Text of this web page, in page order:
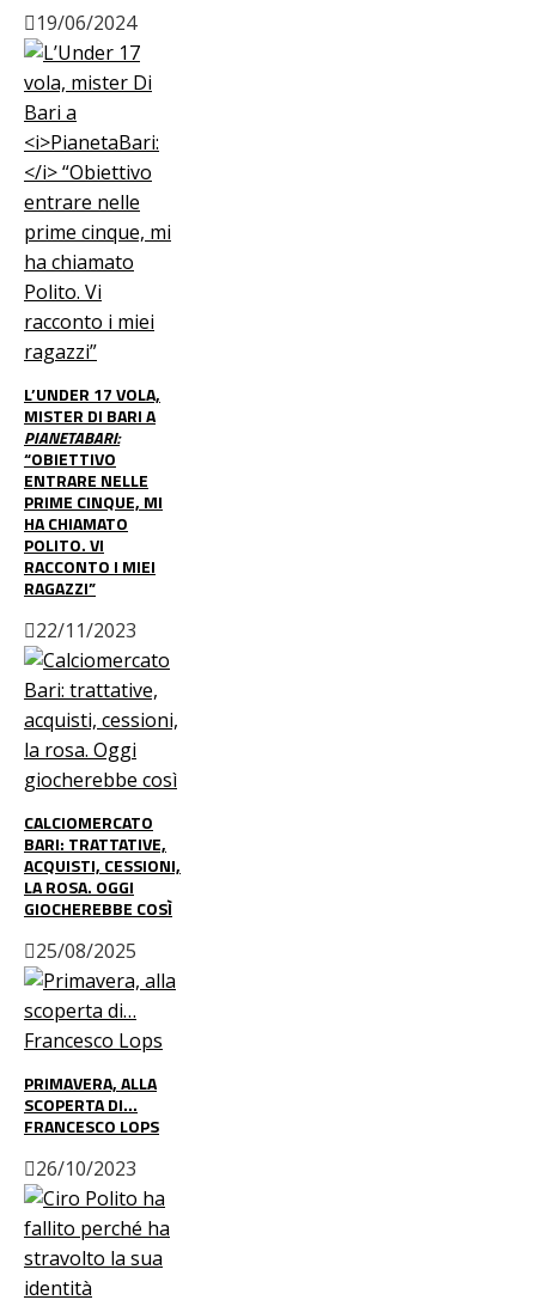
19/06/2024
L’UNDER 17 VOLA,
MISTER DI BARI A
PIANETABARI:
“OBIETTIVO
ENTRARE NELLE
PRIME CINQUE, MI
HA CHIAMATO
POLITO. VI
RACCONTO I MIEI
RAGAZZI”
22/11/2023
CALCIOMERCATO
BARI: TRATTATIVE,
ACQUISTI, CESSIONI,
LA ROSA. OGGI
GIOCHEREBBE COSÌ
25/08/2025
PRIMAVERA, ALLA
SCOPERTA DI…
FRANCESCO LOPS
26/10/2023